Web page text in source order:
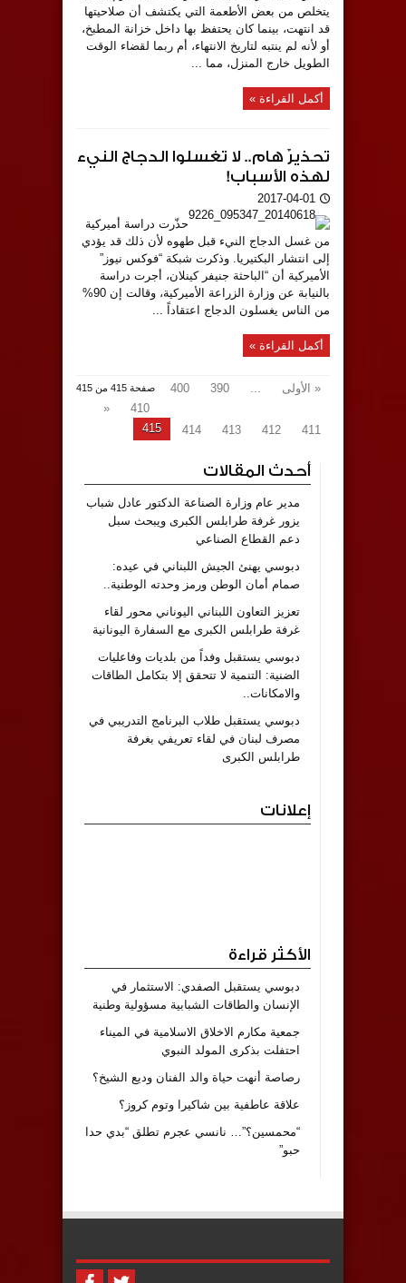
يتخلص من بعض الأطعمة التي يكتشف أن صلاحيتها
قد انتهت، بينما كان يحتفظ بها داخل خزانة المطبخ،
أو لأنه لم ينتبه لتاريخ الانتهاء، أم ربما لقضاء الوقت
الطويل خارج المنزل، مما ...
أكمل القراءة »
تحذيرٌ هام.. لا تغسلوا الدجاج النيء
لهذه الأسباب!
2017-04-01
حذّرت دراسة أميركية
من غسل الدجاج النيء قبل طهوه لأن ذلك قد يؤدي
إلى انتشار البكتيريا. وذكرت شبكة “فوكس نيوز”
الأميركية أن “الباحثة جنيفر كينلان، أجرت دراسة
بالنيابة عن وزارة الزراعة الأميركية، وقالت إن 90%
من الناس يغسلون الدجاج اعتقاداً ...
أكمل القراءة »
صفحة 415 من 415 « الأولى ...
390
400
410
«
411
412
413
414
415
أحدث المقالات
مدير عام وزارة الصناعة الدكتور عادل شباب
يزور غرفة طرابلس الكبرى ويبحث سبل
دعم القطاع الصناعي
دبوسي يهنئ الجيش اللبناني في عيده:
صمام أمان الوطن ورمز وحدته الوطنية..
تعزيز التعاون اللبناني اليوناني محور لقاء
غرفة طرابلس الكبرى مع السفارة اليونانية
دبوسي يستقبل وفداً من بلديات وفاعليات
الضنية: التنمية لا تتحقق إلا بتكامل الطاقات
والامكانات..
دبوسي يستقبل طلاب البرنامج التدريبي في
مصرف لبنان في لقاء تعريفي بغرفة
طرابلس الكبرى
إعلانات
الأكثر قراءة
دبوسي يستقبل الصفدي: الاستثمار في
الإنسان والطاقات الشبابية مسؤولية وطنية
جمعية مكارم الاخلاق الاسلامية في الميناء
احتفلت بذكرى المولد النبوي
رصاصة أنهت حياة والد الفنان وديع الشيخ؟
علاقة عاطفية بين شاكيرا وتوم كروز؟
“محمسين؟”… نانسي عجرم تطلق “بدي حدا
حبو”